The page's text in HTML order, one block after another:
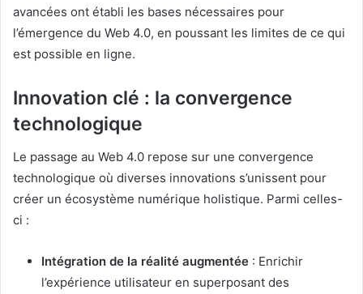
avancées ont établi les bases nécessaires pour
l’émergence du Web 4.0, en poussant les limites de ce qui
est possible en ligne.
Innovation clé : la convergence
technologique
Le passage au Web 4.0 repose sur une convergence
technologique où diverses innovations s’unissent pour
créer un écosystème numérique holistique. Parmi celles-
ci :
Intégration de la réalité augmentée : Enrichir
l’expérience utilisateur en superposant des